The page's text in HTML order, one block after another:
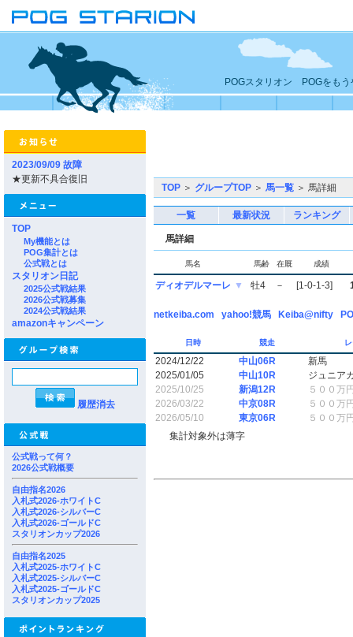
POGスタリオン POGをもう
2023/09/09 故障
★更新不具合復旧
TOP
My機能とは
POG集計とは
公式戦とは
スタリオン日記
2025公式戦結果
2026公式戦募集
2024公式戦結果
amazonキャンペーン
履歴消去
公式戦って何？
2026公式戦概要
自由指名2026
入札式2026-ホワイトC
入札式2026-シルバーC
入札式2026-ゴールドC
スタリオンカップ2026
自由指名2025
入札式2025-ホワイトC
入札式2025-シルバーC
入札式2025-ゴールドC
スタリオンカップ2025
TOP ＞ グループTOP ＞ 馬一覧 ＞ 馬詳細
一覧 最新状況 ランキング
馬詳細
馬名 馬齢 在厩 成績
ディオデルマーレ ▼ 牡4 － [1-0-1-3]
netkeiba.com yahoo!競馬 Keiba@nifty
日時 競走
2024/12/22 中山06R
新馬
2025/01/05
中山10R
ジュニア
2025/10/25
新潟12R
５００万
2026/03/22
中京08R
５００万
2026/05/10
東京06R
５００万
集計対象外は薄字